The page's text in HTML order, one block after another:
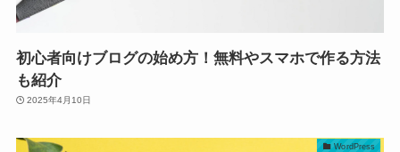
初心者向けブログの始め方！無料やスマホで作る方法
も紹介
2025年4月10日
WordPress